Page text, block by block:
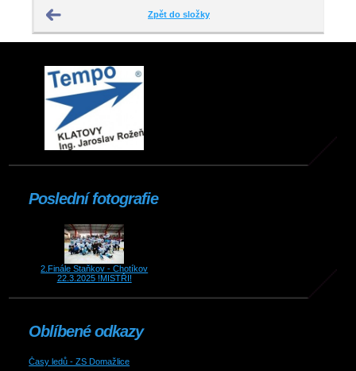
Zpět do složky
Poslední fotografie
2.Finále Staňkov - Chotíkov
22.3.2025 !MISTŘI!
Oblíbené odkazy
Časy ledů - ZS Domažlice